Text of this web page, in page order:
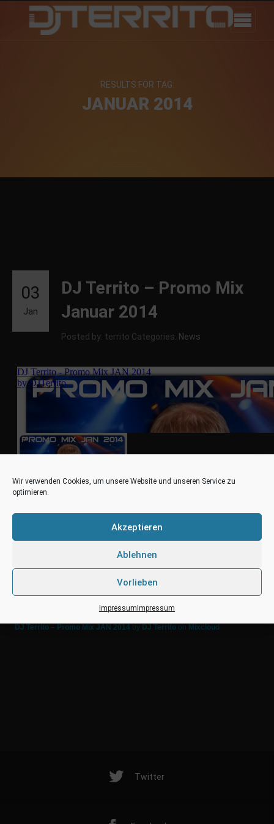
Wir verwenden Cookies, um unsere Website und unseren Service zu
optimieren.
Akzeptieren
Ablehnen
Vorlieben
Impressum Impressum
RESULTS FOR TAG:
JANUAR 2014
DJ Territo – Promo Mix
Januar 2014
Posted by: territo Categories: News
03
Jan
DJ Territo – Promo Mix JAN 2014 by DJ Territo on Mixcloud
Twitter